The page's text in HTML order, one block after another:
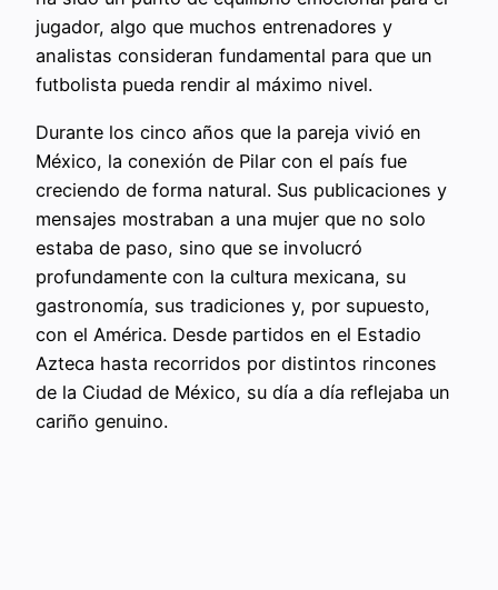
jugador, algo que muchos entrenadores y
analistas consideran fundamental para que un
futbolista pueda rendir al máximo nivel.
Durante los cinco años que la pareja vivió en
México, la conexión de Pilar con el país fue
creciendo de forma natural. Sus publicaciones y
mensajes mostraban a una mujer que no solo
estaba de paso, sino que se involucró
profundamente con la cultura mexicana, su
gastronomía, sus tradiciones y, por supuesto,
con el América. Desde partidos en el Estadio
Azteca hasta recorridos por distintos rincones
de la Ciudad de México, su día a día reflejaba un
cariño genuino.